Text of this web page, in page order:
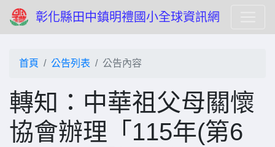
彰化縣田中鎮明禮國小全球資訊網
首頁 公告列表 公告內容
轉知：中華祖父母關懷
協會辦理「115年(第6